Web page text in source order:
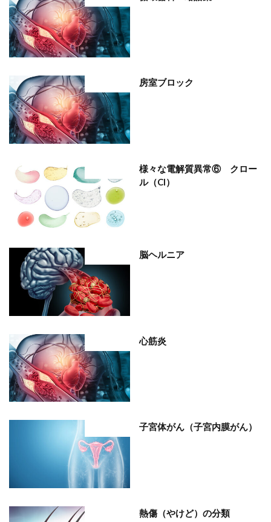
房室ブロック
様々な電解質異常⑥ クロー
ル（Cl）
脳ヘルニア
心筋炎
子宮体がん（子宮内膜がん）
熱傷（やけど）の分類